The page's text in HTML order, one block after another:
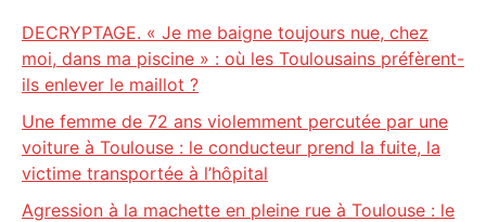
DECRYPTAGE. « Je me baigne toujours nue, chez
moi, dans ma piscine » : où les Toulousains préfèrent-
ils enlever le maillot ?
Une femme de 72 ans violemment percutée par une
voiture à Toulouse : le conducteur prend la fuite, la
victime transportée à l’hôpital
Agression à la machette en pleine rue à Toulouse : le